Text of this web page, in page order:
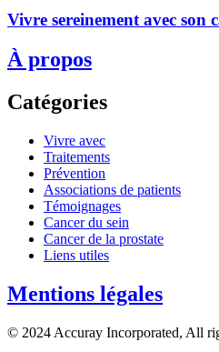
Vivre sereinement avec son
À propos
Catégories
Vivre avec
Traitements
Prévention
Associations de patients
Témoignages
Cancer du sein
Cancer de la prostate
Liens utiles
Mentions légales
© 2024 Accuray Incorporated, All